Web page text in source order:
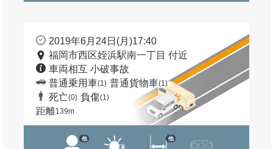
2019年6月24日(月)17:40
福岡市西区姪浜駅南一丁目 付近
車両相互 小破事故
普通乗用車(1) 普通貨物車(1)
死亡(0) 負傷(1)
距離139m
他 他